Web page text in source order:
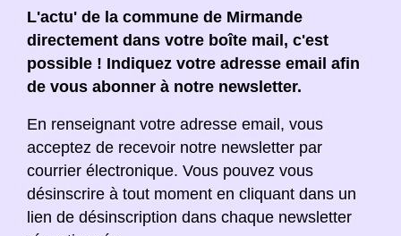
L'actu' de la commune de Mirmande
directement dans votre boîte mail, c'est
possible ! Indiquez votre adresse email afin
de vous abonner à notre newsletter.
En renseignant votre adresse email, vous
acceptez de recevoir notre newsletter par
courrier électronique. Vous pouvez vous
désinscrire à tout moment en cliquant dans un
lien de désinscription dans chaque newsletter